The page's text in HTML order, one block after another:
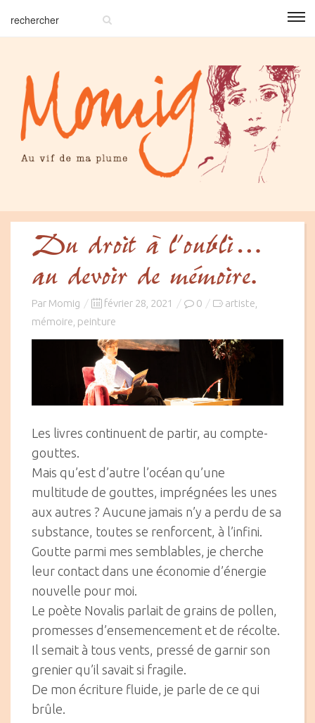
Du droit à l’oubli…
au devoir de mémoire.
Par Momig
Posted
on
février 28, 2021 0 artiste
mémoire peinture
Les livres continuent de partir, au compte-
gouttes.
Mais qu’est d’autre l’océan qu’une
multitude de gouttes, imprégnées les unes
aux autres ? Aucune jamais n’y a perdu de sa
substance, toutes se renforcent, à l’infini.
Goutte parmi mes semblables, je cherche
leur contact dans une économie d’énergie
nouvelle pour moi.
Le poète Novalis parlait de grains de pollen,
promesses d’ensemencement et de récolte.
Il semait à tous vents, pressé de garnir son
grenier qu’il savait si fragile.
De mon écriture fluide, je parle de ce qui
brûle.